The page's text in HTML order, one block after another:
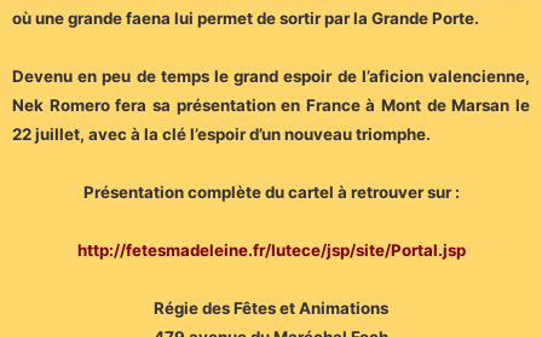
où une grande faena lui permet de sortir par la Grande Porte.
Devenu en peu de temps le grand espoir de l’aficion valencienne,
Nek Romero fera sa présentation en France à Mont de Marsan le
22 juillet, avec à la clé l’espoir d’un nouveau triomphe.
Présentation complète du cartel à retrouver sur :
http://fetesmadeleine.fr/lutece/jsp/site/Portal.jsp
Régie des Fêtes et Animations